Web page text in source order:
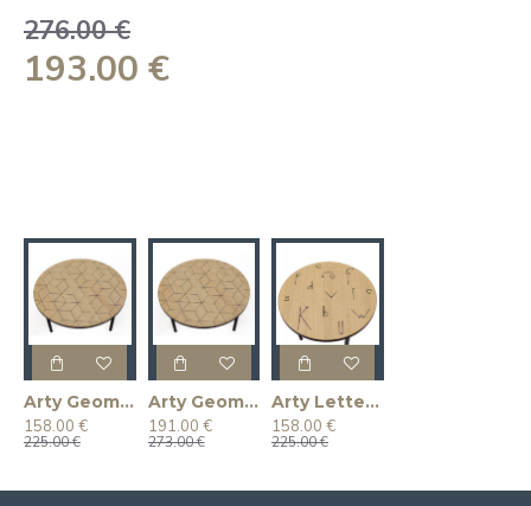
193.00 €
276.00 €
Arty Geometry 50 kafijas galdiņš
158.00 €
225.00 €
Arty Geometry 70 kafijas galdiņš
191.00 €
273.00 €
Arty Letter 50 kafijas galdiņš
158.00 €
225.00 €